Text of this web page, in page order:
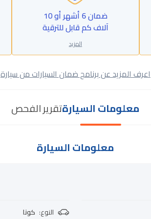
ضمان 6 أشهر أو 10
آلاف كم قابل للترقية
المزيد
اعرف المزيد عن برنامج ضمان السيارات من سيارة
معلومات السيارةتقرير الفحص
معلومات السيارة
النوع: كونا